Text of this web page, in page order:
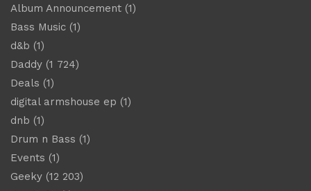
Album Announcement (1)
Bass Music (1)
d&b (1)
Daddy (1 724)
Deals (1)
digital armshouse ep (1)
dnb (1)
Drum n Bass (1)
Events (1)
Geeky (12 203)